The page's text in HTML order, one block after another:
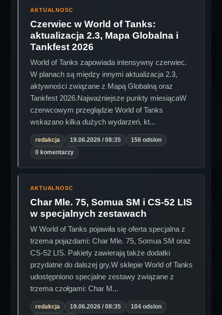
AKTUALNOSC
Czerwiec w World of Tanks:
aktualizacja 2.3, Mapa Globalna i
Tankfest 2026
World of Tanks zapowiada intensywny czerwiec.
W planach są między innymi aktualizacja 2.3,
aktywności związane z Mapą Globalną oraz
Tankfest 2026.Najważniejsze punkty miesiącaW
czerwcowym przeglądzie World of Tanks
wskazano kilka dużych wydarzeń, kt...
redakcja 19.06.2026 / 08:35
156 odslon
0 komentarzy
AKTUALNOSC
Char Mle. 75, Somua SM i CS-52 LIS
w specjalnych zestawach
W World of Tanks pojawiła się oferta specjalna z
trzema pojazdami: Char Mle. 75, Somua SM oraz
CS-52 LIS. Pakiety zawierają także dodatki
przydatne do dalszej gry.W sklepie World of Tanks
udostępniono specjalne zestawy związane z
trzema czołgami: Char M...
redakcja 19.06.2026 / 08:35
104 odslon